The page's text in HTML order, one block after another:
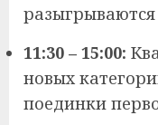
11:30 – 15:00:
новых
поединки